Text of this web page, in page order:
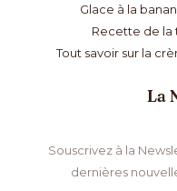
Glace à la
Recette de
Tout savoir sur la
La
Souscrivez à la
dernières